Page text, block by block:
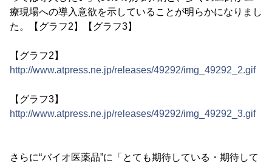
療現場への導入意欲を示していることが明らかになりまし
た。【グラフ2】【グラフ3】
【グラフ2】
http://www.atpress.ne.jp/releases/49292/img_49292_2.gif
【グラフ3】
http://www.atpress.ne.jp/releases/49292/img_49292_3.gif
さらに“バイオ医薬品”に「とても期待している・期待して